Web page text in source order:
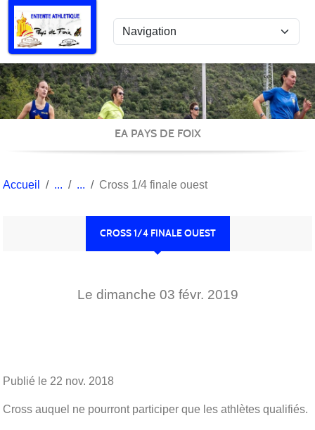
EA PAYS DE FOIX
Accueil Cross 1/4 finale ouest
CROSS 1/4 FINALE OUEST
Le dimanche 03 févr. 2019
Publié le 22 nov. 2018
Cross auquel ne pourront participer que les athlètes qualifiés.
Panneau de gestion des cookies